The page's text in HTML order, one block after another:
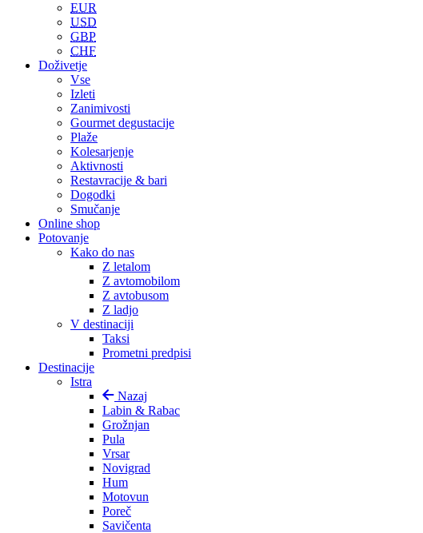
EUR
USD
GBP
CHF
Doživetje
Vse
Izleti
Zanimivosti
Gourmet degustacije
Plaže
Kolesarjenje
Aktivnosti
Restavracije & bari
Dogodki
Smučanje
Online shop
Potovanje
Kako do nas
Z letalom
Z avtomobilom
Z avtobusom
Z ladjo
V destinaciji
Taksi
Prometni predpisi
Destinacije
Istra
Nazaj
Labin & Rabac
Grožnjan
Pula
Vrsar
Novigrad
Hum
Motovun
Poreč
Savičenta